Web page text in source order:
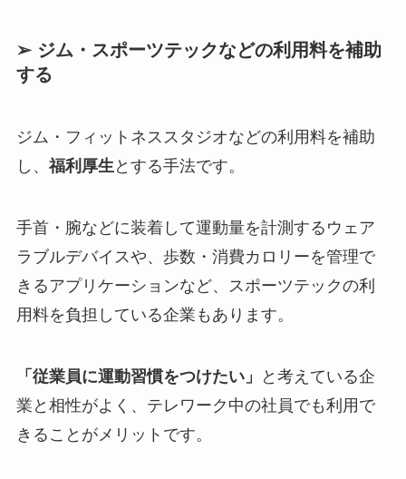
➢ ジム・スポーツテックなどの利用料を補助
する
ジム・フィットネススタジオなどの利用料を補助
し、 福利厚生とする手法です。
手首・腕などに装着して運動量を計測するウェア
ラブルデバイスや、歩数・消費カロリーを管理で
きるアプリケーションなど、スポーツテックの利
用料を負担している企業もあります。
「従業員に運動習慣をつけたい」
と考えている企
業と相性がよく、テレワーク中の社員でも利用で
きることがメリットです。